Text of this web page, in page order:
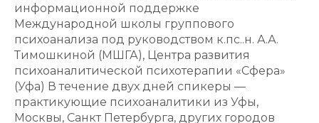
информационной поддержке
Международной школы группового
психоанализа под руководством к.пс..н. А.А.
Тимошкиной (МШГА), Центра развития
психоаналитической психотерапии «Сфера»
(Уфа) В течение двух дней спикеры —
практикующие психоаналитики из Уфы,
Москвы, Санкт Петербурга, других городов